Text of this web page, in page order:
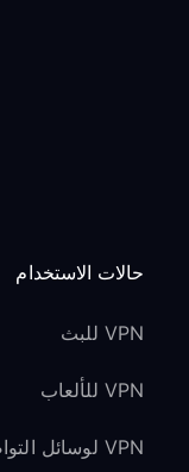
حالات الاستخدام
VPN للبث
VPN للألعاب
VPN لوسائل التواصل الاجتماعي